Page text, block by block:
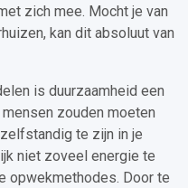
zich mee. Mocht je van
kan dit absoluut van
is duurzaamheid een
zouden moeten
te zijn in je
niet zoveel energie te
opwekmethodes. Door te